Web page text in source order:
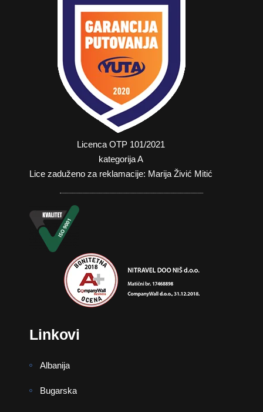
Licenca OTP 101/2021
kategorija A
Lice zaduženo za reklamacije: Marija Živić Mitić
Linkovi
Albanija
Bugarska